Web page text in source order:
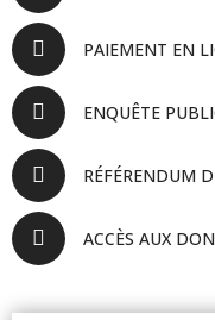
PAIEMENT EN
ENQUÊTE
RÉFÉRENDUM
ACCÈS AUX